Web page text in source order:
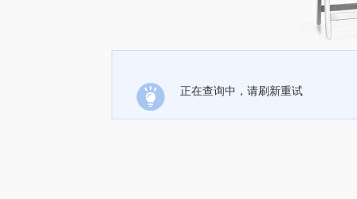
正在查询中，请刷新重试